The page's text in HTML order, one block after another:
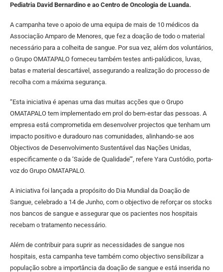
Pediatria David Bernardino e ao Centro de Oncologia de Luanda.
A campanha teve o apoio de uma equipa de mais de 10 médicos da
Associação Amparo de Menores, que fez a doação de todo o material
necessário para a colheita de sangue. Por sua vez, além dos voluntários,
o Grupo OMATAPALO forneceu também testes anti-palúdicos, luvas,
batas e material descartável, assegurando a realização do processo de
recolha com a máxima segurança.
“Esta iniciativa é apenas uma das muitas acções que o Grupo
OMATAPALO tem implementado em prol do bem-estar das pessoas. A
empresa está comprometida em desenvolver projectos que tenham um
impacto positivo e duradouro nas comunidades, alinhando-se aos
Objectivos de Desenvolvimento Sustentável das Nações Unidas,
especificamente o da ‘Saúde de Qualidade’”, refere Yara Custódio, porta-
voz do Grupo OMATAPALO.
A iniciativa foi lançada a propósito do Dia Mundial da Doação de
Sangue, celebrado a 14 de Junho, com o objectivo de reforçar os stocks
nos bancos de sangue e assegurar que os pacientes nos hospitais
recebam o tratamento necessário.
Além de contribuir para suprir as necessidades de sangue nos
hospitais, esta campanha teve também como objectivo sensibilizar a
população sobre a importância da doação de sangue e está inserida no